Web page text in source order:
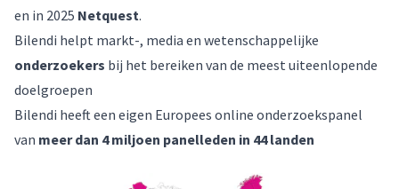
en in 2025 Netquest.
Bilendi helpt markt-, media en wetenschappelijke
onderzoekers bij het bereiken van de meest uiteenlopende
doelgroepen
Bilendi heeft een eigen Europees online onderzoekspanel
van meer dan 4 miljoen panelleden in 44 landen